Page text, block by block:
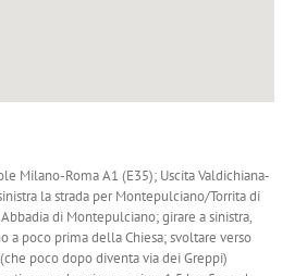
Milano-Roma A1 (E35); Uscita Valdichiana-
la strada per Montepulciano/Torrita di
di Montepulciano; girare a sinistra,
a poco prima della Chiesa; svoltare verso
poco dopo diventa via dei Greppi)